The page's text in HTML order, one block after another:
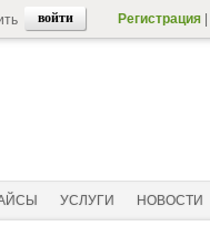
Регистрация
УСЛУГИ НОВОСТИ